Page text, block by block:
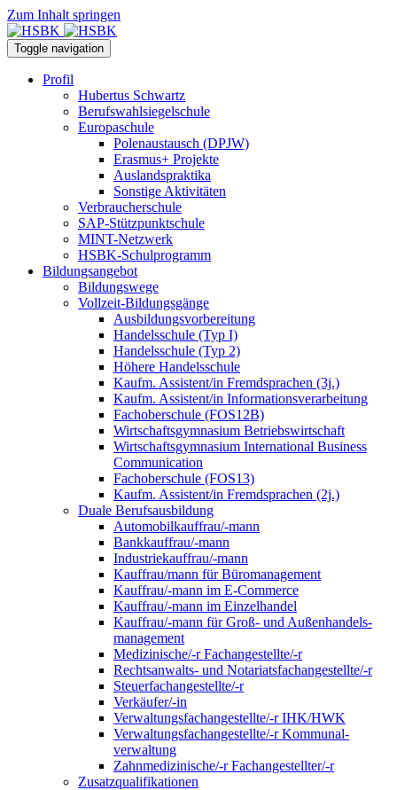
Zum Inhalt springen
Toggle navigation
Profil
Hubertus Schwartz
Berufswahlsiegelschule
Europaschule
Polenaustausch (DPJW)
Erasmus+ Projekte
Auslandspraktika
Sonstige Aktivitäten
Verbraucherschule
SAP-Stützpunktschule
MINT-Netzwerk
HSBK-Schulprogramm
Bildungsangebot
Bildungswege
Vollzeit-Bildungsgänge
Ausbildungsvorbereitung
Handelsschule (Typ I)
Handelsschule (Typ 2)
Höhere Handelsschule
Kaufm. Assistent/in­ Fremdsprachen (3j.)
Kaufm. Assistent/in Informationsverarbeitung
Fachoberschule (FOS12B)
Wirtschaftsgymnasium Betriebswirtschaft
Wirtschaftsgymnasium International Business
Communication
Fachoberschule (FOS13)
Kaufm. Assistent/in Fremdsprachen (2j.)
Duale Berufsausbildung
Automobilkauffrau/-mann
Bankkauffrau/-mann
Industriekauffrau/-mann
Kauffrau/mann für Büromanagement
Kauffrau/-mann im E-Commerce
Kauffrau/-mann im Einzelhandel
Kauffrau/-mann für Groß- und Außen­handels­
manage­ment
Medizinische/-r Fachangestellte/-r
Rechtsanwalts- und Notariatsfachangestellte/-r
Steuerfachangestellte/-r
Verkäufer/-in
Verwaltungs­fach­angestellte/-r IHK/HWK
Verwaltungsfach­angestellte/-r Kommunal­
verwaltung
Zahnmedizinische/-r Fachangestellter/-r
Zusatzqualifikationen